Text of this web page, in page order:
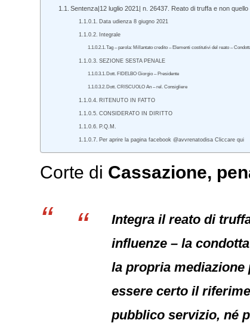
Sentenza|12 luglio 2021| n. 26437. Reato di truffa e non
Data udienza 8 giugno 2021
Integrale
Tag – parola: Millantato credito – Elementi costitutivi del reato –
SEZIONE SESTA PENALE
Dott. FIDELBO Giorgio – Presidente
Dott. CRISCUOLO An – rel. Consigliere
RITENUTO IN FATTO
CONSIDERATO IN DIRITTO
P.Q.M.
Per aprire la pagina facebook @avvrenatodisa Cliccare qui
Corte di Cassazione,
Integra il reato di
influenze – la
la propria
essere certo il
pubblico servizio, né